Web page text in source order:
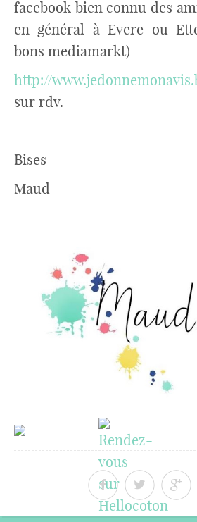
facebook bien connu des
en général à Evere ou
bons mediamarkt)
http://
sur rdv.
Bises
Maud